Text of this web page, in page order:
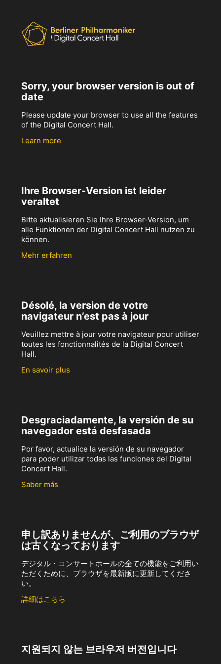
Sorry, your browser version is out of
date
Please update your browser to use all the features
of the Digital Concert Hall.
Learn more
Ihre Browser-Version ist leider
veraltet
Bitte aktualisieren Sie Ihre Browser-Version, um
alle Funktionen der Digital Concert Hall nutzen zu
können.
Mehr erfahren
Désolé, la version de votre
navigateur n’est pas à jour
Veuillez mettre à jour votre navigateur pour utiliser
toutes les fonctionnalités de la Digital Concert
Hall.
En savoir plus
Desgraciadamente, la versión de su
navegador está desfasada
Por favor, actualice la versión de su navegador
para poder utilizar todas las funciones del Digital
Concert Hall.
Saber más
申し訳ありませんが、ご利用のブラウザ
は古くなっております
デジタル・コンサートホールの全ての機能をご利用い
ただくために、ブラウザを最新版に更新してくださ
い。
詳細はこちら
지원되지 않는 브라우저 버전입니다